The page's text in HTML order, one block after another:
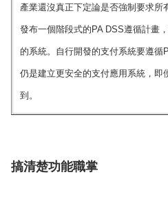
產業還沒真正下定論是否強制要求
發布一個階段式的PA DSS遵循計畫
的系統。自行開發的支付系統要遵循
仍是建立更安全的支付應用系統，即
到。
搞清楚功能職掌